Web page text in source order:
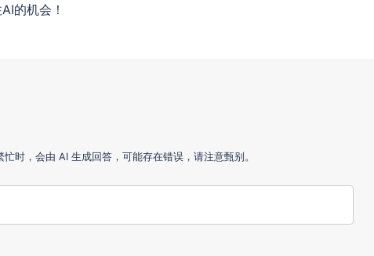
的机会！
时，会由 AI 生成回答，可能存在错误，请注意甄别。